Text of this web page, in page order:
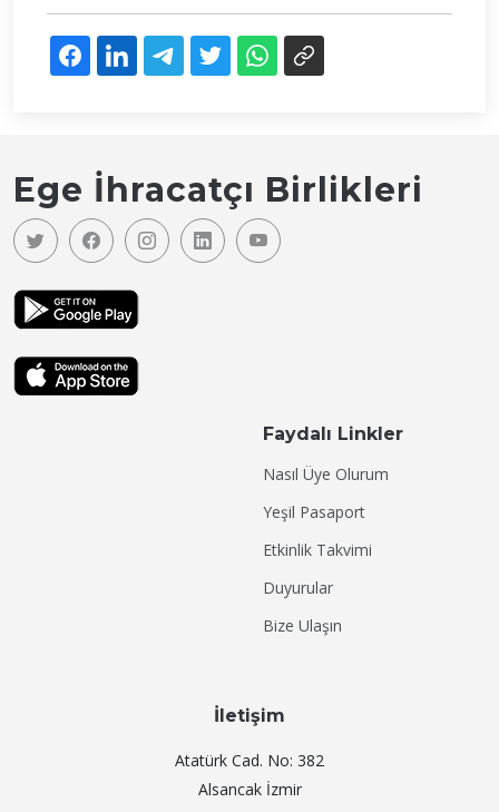
Ege İhracatçı Birlikleri
Faydalı Linkler
Nasıl Üye Olurum
Yeşil Pasaport
Etkinlik Takvimi
Duyurular
Bize Ulaşın
İletişim
Atatürk Cad. No: 382
Alsancak İzmir